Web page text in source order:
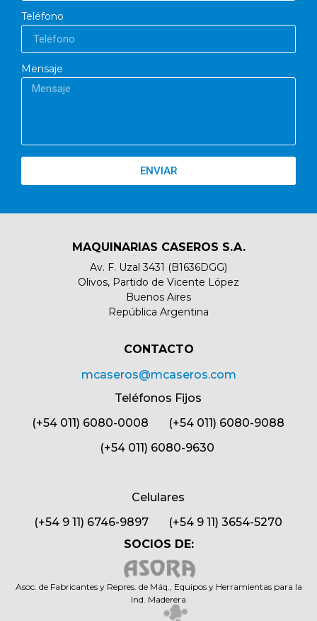
Teléfono
Mensaje
ENVIAR
MAQUINARIAS CASEROS S.A.
Av. F. Uzal 3431 (B1636DGG)
Olivos, Partido de Vicente López
Buenos Aires
República Argentina
CONTACTO​
mcaseros@mcaseros.com
Teléfonos Fijos
(+54 011) 6080-0008 (+54 011) 6080-9088
(+54 011) 6080-9630
Celulares
(+54 9 11) 6746-9897 (+54 9 11) 3654-5270
SOCIOS DE:
Asoc. de Fabricantes y Repres. de Máq., Equipos y Herramientas para la
Ind. Maderera